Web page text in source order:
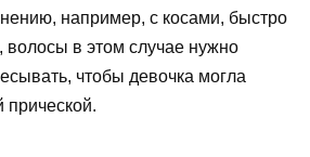
например, с косами, быстро
волосы в этом случае нужно
чтобы девочка могла
прической.